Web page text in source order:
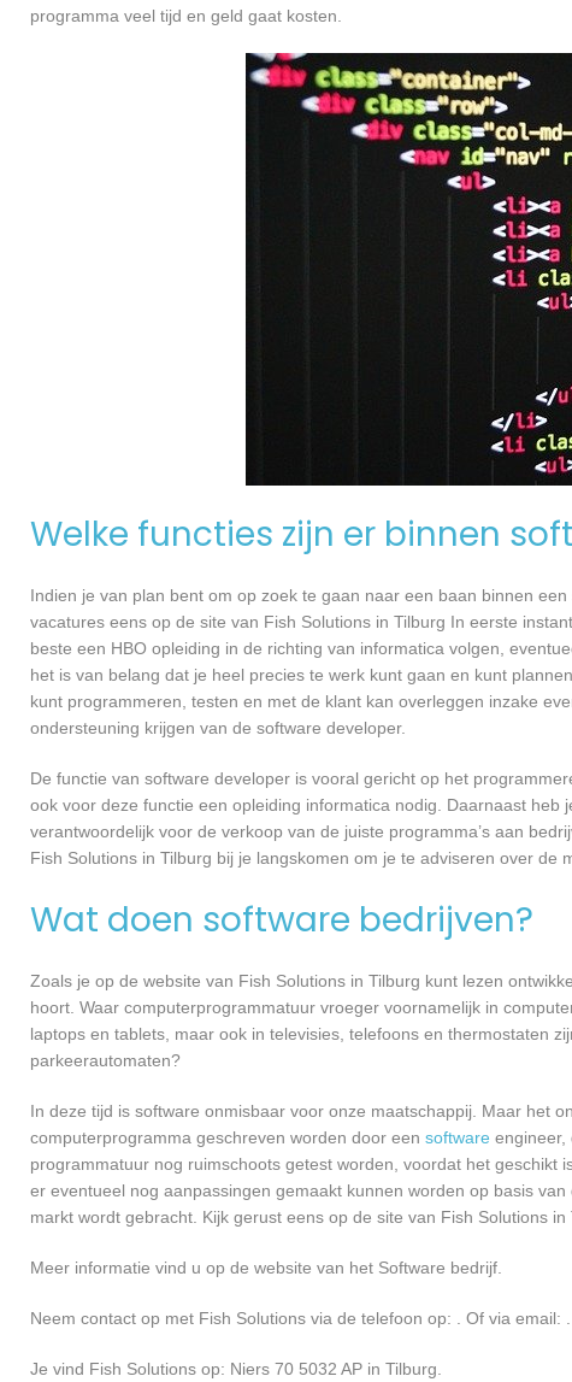
programma veel tijd en geld gaat kosten.
Welke functies zijn er binnen
Indien je van plan bent om op zoek te gaan naar een baan binnen
vacatures eens op de site van Fish Solutions in Tilburg In eerste
beste een HBO opleiding in de richting van informatica volgen,
het is van belang dat je heel precies te werk kunt gaan en kunt
kunt programmeren, testen en met de klant kan overleggen inzake
ondersteuning krijgen van de software developer.
De functie van software developer is vooral gericht op het
ook voor deze functie een opleiding informatica nodig. Daarnaast
verantwoordelijk voor de verkoop van de juiste programma’s aan
Fish Solutions in Tilburg bij je langskomen om je te adviseren over de
Wat doen software bedrijven?
Zoals je op de website van Fish Solutions in Tilburg kunt lezen
hoort. Waar computerprogrammatuur vroeger voornamelijk in
laptops en tablets, maar ook in televisies, telefoons en thermostaten
parkeerautomaten?
In deze tijd is software onmisbaar voor onze maatschappij. Maar het
computerprogramma geschreven worden door een software engineer,
programmatuur nog ruimschoots getest worden, voordat het
er eventueel nog aanpassingen gemaakt kunnen worden op basis
markt wordt gebracht. Kijk gerust eens op de site van Fish Solutions in
Meer informatie vind u op de website van het Software bedrijf.
Neem contact op met Fish Solutions via de telefoon op: . Of via email:
Je vind Fish Solutions op: Niers 70 5032 AP in Tilburg.